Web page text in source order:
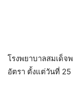
โรงพยาบาลสมเด็จ
อัตรา ตั้งแต่วันที่